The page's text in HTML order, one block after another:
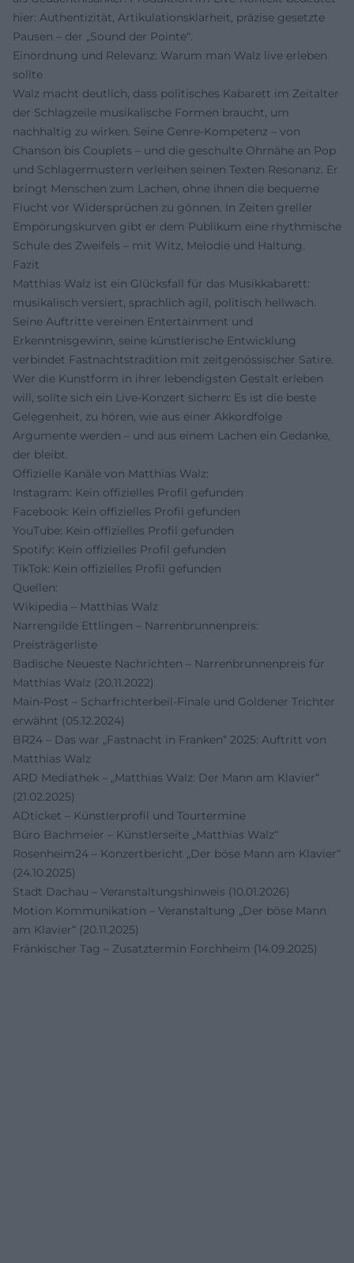
hier: Authentizität, Artikulationsklarheit, präzise gesetzte
Pausen – der „Sound der Pointe“.
Einordnung und Relevanz: Warum man Walz live erleben
sollte
Walz macht deutlich, dass politisches Kabarett im Zeitalter
der Schlagzeile musikalische Formen braucht, um
nachhaltig zu wirken. Seine Genre-Kompetenz – von
Chanson bis Couplets – und die geschulte Ohrnähe an Pop
und Schlagermustern verleihen seinen Texten Resonanz. Er
bringt Menschen zum Lachen, ohne ihnen die bequeme
Flucht vor Widersprüchen zu gönnen. In Zeiten greller
Empörungskurven gibt er dem Publikum eine rhythmische
Schule des Zweifels – mit Witz, Melodie und Haltung.
Fazit
Matthias Walz ist ein Glücksfall für das Musikkabarett:
musikalisch versiert, sprachlich agil, politisch hellwach.
Seine Auftritte vereinen Entertainment und
Erkenntnisgewinn, seine künstlerische Entwicklung
verbindet Fastnachtstradition mit zeitgenössischer Satire.
Wer die Kunstform in ihrer lebendigsten Gestalt erleben
will, sollte sich ein Live-Konzert sichern: Es ist die beste
Gelegenheit, zu hören, wie aus einer Akkordfolge
Argumente werden – und aus einem Lachen ein Gedanke,
der bleibt.
Offizielle Kanäle von Matthias Walz:
Instagram: Kein offizielles Profil gefunden
Facebook: Kein offizielles Profil gefunden
YouTube: Kein offizielles Profil gefunden
Spotify: Kein offizielles Profil gefunden
TikTok: Kein offizielles Profil gefunden
Quellen:
Wikipedia – Matthias Walz
Narrengilde Ettlingen – Narrenbrunnenpreis:
Preisträgerliste
Badische Neueste Nachrichten – Narrenbrunnenpreis für
Matthias Walz (20.11.2022)
Main-Post – Scharfrichterbeil-Finale und Goldener Trichter
erwähnt (05.12.2024)
BR24 – Das war „Fastnacht in Franken“ 2025: Auftritt von
Matthias Walz
ARD Mediathek – „Matthias Walz: Der Mann am Klavier“
(21.02.2025)
ADticket – Künstlerprofil und Tourtermine
Büro Bachmeier – Künstlerseite „Matthias Walz“
Rosenheim24 – Konzertbericht „Der böse Mann am Klavier“
(24.10.2025)
Stadt Dachau – Veranstaltungshinweis (10.01.2026)
Motion Kommunikation – Veranstaltung „Der böse Mann
am Klavier“ (20.11.2025)
Fränkischer Tag – Zusatztermin Forchheim (14.09.2025)